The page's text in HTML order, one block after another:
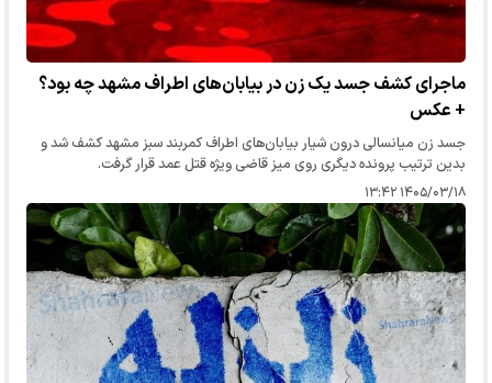
ماجرای کشف جسد یک زن در بیابان‌های اطراف مشهد چه بود؟
+ عکس
جسد زن میانسالی درون شیار بیابان‌های اطراف کمربند سبز مشهد کشف شد و
بدین ترتیب پرونده دیگری روی میز قاضی ویژه قتل عمد قرار گرفت.
۱۴۰۵/۰۳/۱۸ ۱۳:۴۲